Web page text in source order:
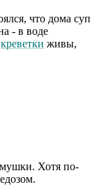
что дома суп
- в воде
креветки живы,
Хотя по-